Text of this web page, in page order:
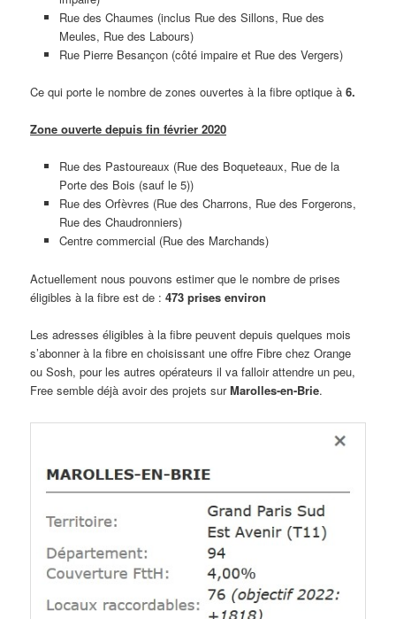
Rue des Chaumes (inclus Rue des Sillons, Rue des
Meules, Rue des Labours)
Rue Pierre Besançon (côté impaire et Rue des Vergers)
Ce qui porte le nombre de zones ouvertes à la fibre optique à6.
Zone ouverte depuis fin février 2020
Rue des Pastoureaux (Rue des Boqueteaux, Rue de la
Porte des Bois (sauf le 5))
Rue des Orfèvres (Rue des Charrons, Rue des Forgerons,
Rue des Chaudronniers)
Centre commercial (Rue des Marchands)
Actuellement nous pouvons estimer que le nombre de prises
éligibles à la fibre est de :473 prises environ
Les adresses éligibles à la fibre peuvent depuis quelques mois
s’abonner à la fibre en choisissant une offre Fibre chez Orange
ou Sosh, pour les autres opérateurs il va falloir attendre un peu,
Free semble déjà avoir des projets surMarolles-en-Brie.